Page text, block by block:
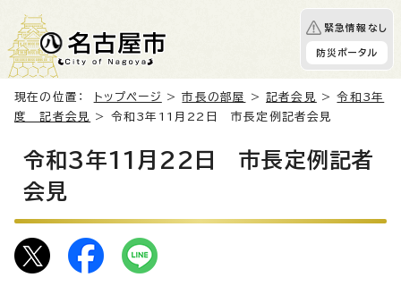
緊急情報なし
防災ポータル
現在の位置： トップページ >市長の部屋 >記者会見 >令和3年
度 記者会見
> 令和3年11月22日 市長定例記者会見
令和3年11月22日 市長定例記者
会見